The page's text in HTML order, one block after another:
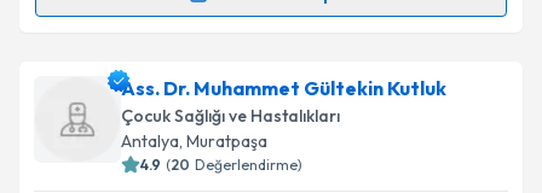
Metni'ni okudum ve kişisel verilerimin belirtilen
Takvim Talebini Gönder
Randevu Takvimi Talebi
Uzm. Dr. Olcay Şahiçin randevu takvimi talebi
oluşturun. Size bu uzmandan randevu almanız için bir
takvim hazırlandığında e-posta ile bilgilendireceğiz.
Ass. Dr. Muhammet Gültekin Kutluk
Çocuk Sağlığı ve Hastalıkları
Antalya, Muratpaşa
4.9 (20 Değerlendirme)